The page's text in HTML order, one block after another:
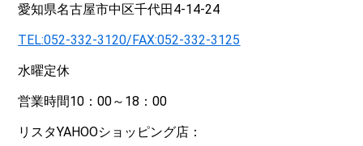
愛知県名古屋市中区千代田4-14-24
TEL:052-332-3120/FAX:052-332-3125
水曜定休
営業時間10：00～18：00
リスタYAHOOショッピング店：